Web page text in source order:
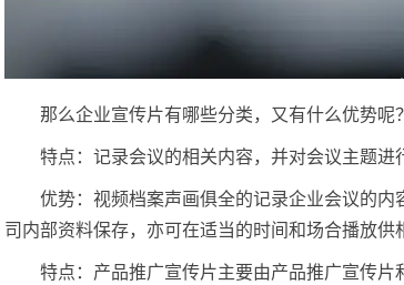
那么企业宣传片有哪些分类，又有什么优势呢
特点：记录会议的相关内容，并对会议主题进
优势：视频档案声画俱全的记录企业会议的
司内部资料保存，亦可在适当的时间和场合播放供
特点：产品推广宣传片主要由产品推广宣传片